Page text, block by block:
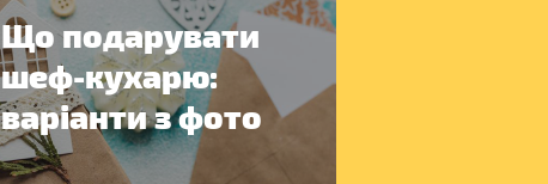
Що подарувати
шеф-кухарю:
варіанти з фото